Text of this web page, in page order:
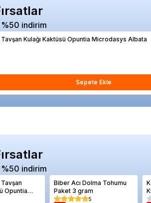
%50 indirim
Kulağı Kaktüsü Opuntia Microdasys Albata
Sepete Ekle
%50 indirim
Opuntia
Biber Acı Dolma Tohumu
Paket 3 gram
5